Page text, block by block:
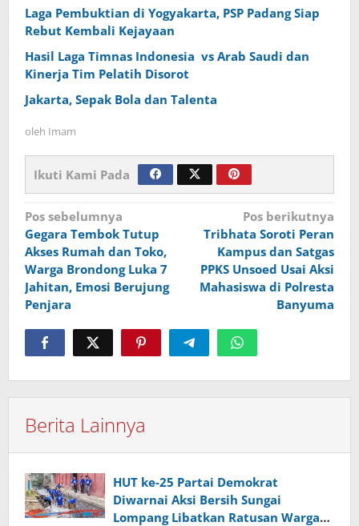
Laga Pembuktian di Yogyakarta, PSP Padang Siap
Rebut Kembali Kejayaan
Hasil Laga Timnas Indonesia vs Arab Saudi dan
Kinerja Tim Pelatih Disorot
Jakarta, Sepak Bola dan Talenta
oleh Imam
Ikuti Kami Pada
Navigasi
pos
Pos sebelumnya
Gegara Tembok Tutup
Akses Rumah dan Toko,
Warga Brondong Luka 7
Jahitan, Emosi Berujung
Penjara
Pos berikutnya
Tribhata Soroti Peran
Kampus dan Satgas
PPKS Unsoed Usai Aksi
Mahasiswa di Polresta
Banyuma
Berita Lainnya
HUT ke-25 Partai Demokrat
Diwarnai Aksi Bersih Sungai
Lompang Libatkan Ratusan Warga